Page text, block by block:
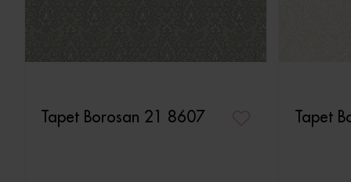
Tapet Borosan 21 8607 Tapet